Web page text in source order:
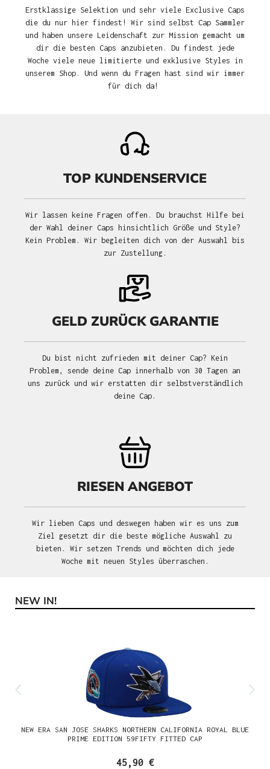
Erstklassige Selektion und sehr viele Exclusive Caps
die du nur hier findest! Wir sind selbst Cap Sammler
und haben unsere Leidenschaft zur Mission gemacht um
dir die besten Caps anzubieten. Du findest jede
Woche viele neue limitierte und exklusive Styles in
unserem Shop. Und wenn du Fragen hast sind wir immer
für dich da!
TOP KUNDENSERVICE
Wir lassen keine Fragen offen. Du brauchst Hilfe bei
der Wahl deiner Caps hinsichtlich Größe und Style?
Kein Problem. Wir begleiten dich von der Auswahl bis
zur Zustellung.
GELD ZURÜCK GARANTIE
Du bist nicht zufrieden mit deiner Cap? Kein
Problem, sende deine Cap innerhalb von 30 Tagen an
uns zurück und wir erstatten dir selbstverständlich
deine Cap.
RIESEN ANGEBOT
Wir lieben Caps und deswegen haben wir es uns zum
Ziel gesetzt dir die beste mögliche Auswahl zu
bieten. Wir setzen Trends und möchten dich jede
Woche mit neuen Styles überraschen.
Produktgalerie überspringen
NEW IN!
NEW ERA SAN JOSE SHARKS NORTHERN CALIFORNIA ROYAL BLUE
PRIME EDITION 59FIFTY FITTED CAP
45,90 €